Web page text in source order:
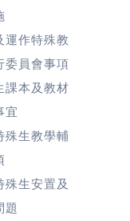
運作特殊教
委員會事項
課本及教材
宜
殊生教學輔
殊生安置及
題